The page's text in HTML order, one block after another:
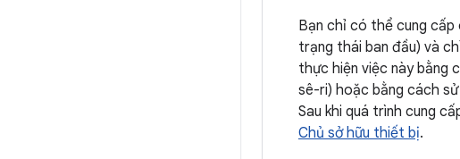
Bạn chỉ có thể cung
trạng thái ban đầu) và
thực hiện việc này bằng
sê-ri) hoặc bằng cách
Sau khi quá trình cung
Chủ sở hữu thiết bị.